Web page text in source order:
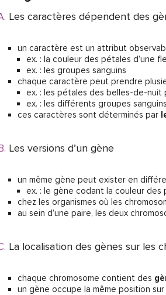
Les caractères dépendent des
un caractère est un attribut
ex. : la couleur des pétales d’une
ex. : les groupes sanguins
chaque caractère peut prendre
ex. : les pétales des belles-de-
ex. : les différents groupes
ces caractères sont déterminés par
Les versions d’un gène
un même gène peut exister en
ex. : le gène codant la couleur
chez les organismes où les
au sein d’une paire, les deux
La localisation des gènes sur les
chaque chromosome contient des
un gène occupe la même position